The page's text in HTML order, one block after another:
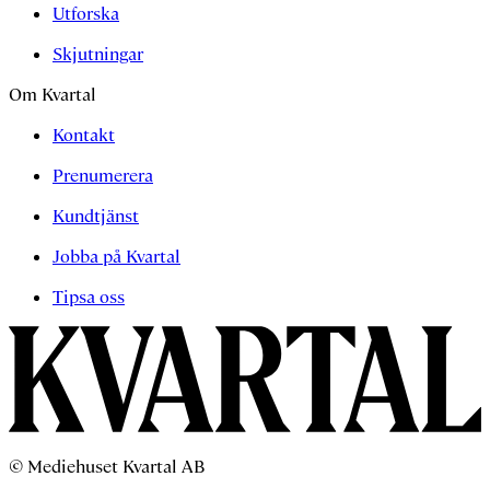
Utforska
Skjutningar
Om Kvartal
Kontakt
Prenumerera
Kundtjänst
Jobba på Kvartal
Tipsa oss
© Mediehuset Kvartal AB